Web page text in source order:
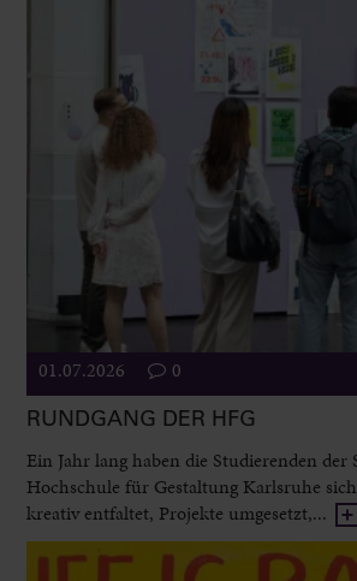
01.07.2026 0
RUNDGANG DER HFG
Ein Jahr lang haben die Studierenden der
Hochschule für Gestaltung Karlsruhe
kreativ entfaltet, Projekte umgesetzt,...